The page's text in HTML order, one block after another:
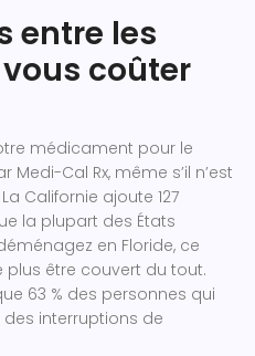
entre les
coûter
médicament pour le
Cal Rx, même s’il n’est
Californie ajoute 127
la plupart des États
en Floride, ce
être couvert du tout.
63 % des personnes qui
interruptions de